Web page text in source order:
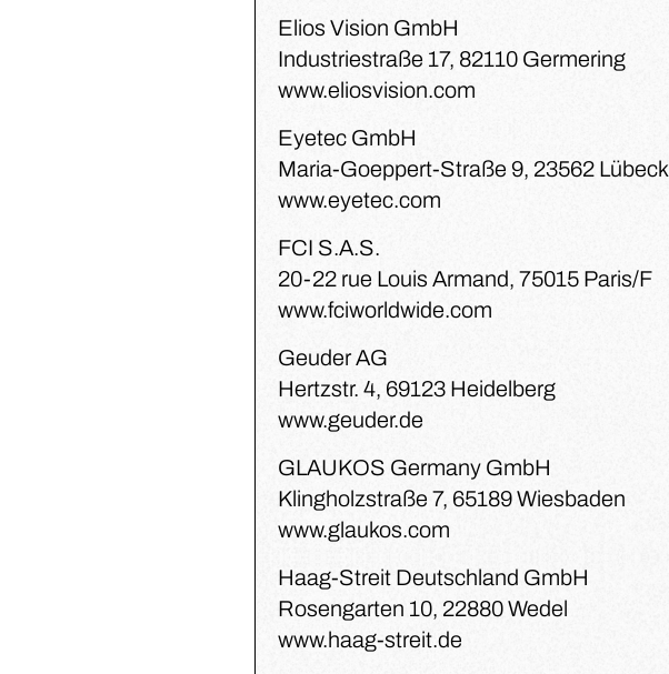
Elios Vision GmbH
Industriestraße 17, 82110 Germering
www.eliosvision.com
Eyetec GmbH
Maria-Goeppert-Straße 9, 23562 Lübeck
www.eyetec.com
FCI S.A.S.
20-22 rue Louis Armand, 75015 Paris/F
www.fciworldwide.com
Geuder AG
Hertzstr. 4, 69123 Heidelberg
www.geuder.de
GLAUKOS Germany GmbH
Klingholzstraße 7, 65189 Wiesbaden
www.glaukos.com
Haag-Streit Deutschland GmbH
Rosengarten 10, 22880 Wedel
www.haag-streit.de